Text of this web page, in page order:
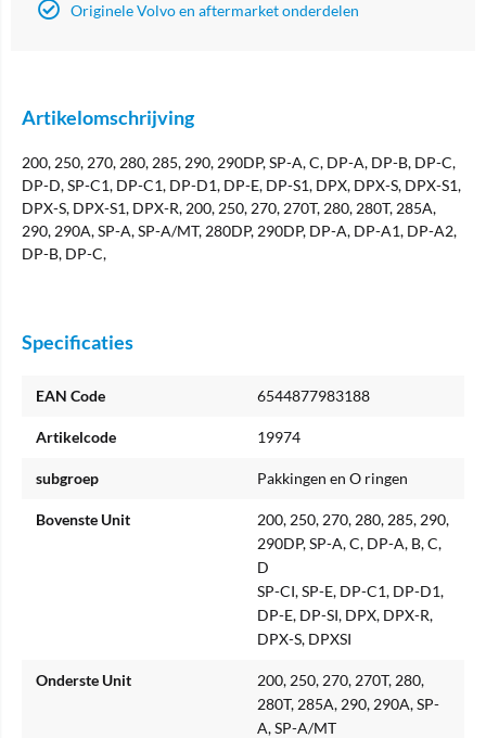
Originele Volvo en aftermarket onderdelen
Artikelomschrijving
200, 250, 270, 280, 285, 290, 290DP, SP-A, C, DP-A, DP-B, DP-C,
DP-D, SP-C1, DP-C1, DP-D1, DP-E, DP-S1, DPX, DPX-S, DPX-S1,
DPX-S, DPX-S1, DPX-R, 200, 250, 270, 270T, 280, 280T, 285A,
290, 290A, SP-A, SP-A/MT, 280DP, 290DP, DP-A, DP-A1, DP-A2,
DP-B, DP-C,
Specificaties
EAN Code 6544877983188
Artikelcode 19974
subgroep Pakkingen en O ringen
Bovenste Unit
200, 250, 270, 280, 285, 290,
290DP, SP-A, C, DP-A, B, C,
D
SP-CI, SP-E, DP-C1, DP-D1,
DP-E, DP-SI, DPX, DPX-R,
DPX-S, DPXSI
Onderste Unit
200, 250, 270, 270T, 280,
280T, 285A, 290, 290A, SP-
A, SP-A/MT